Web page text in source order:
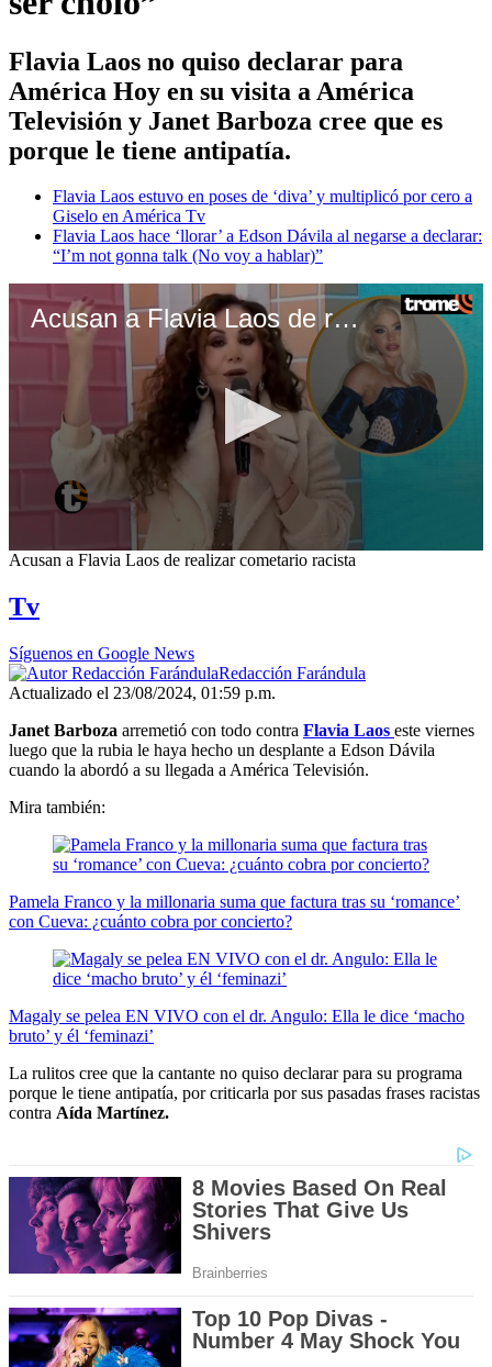
Flavia Laos no quiso declarar para
América Hoy en su visita a América
Televisión y Janet Barboza cree que es
porque le tiene antipatía.
Flavia Laos estuvo en poses de ‘diva’ y multiplicó por cero a
Giselo en América Tv
Flavia Laos hace ‘llorar’ a Edson Dávila al negarse a declarar:
“I’m not gonna talk (No voy a hablar)”
Acusan a Flavia Laos de realizar cometario racista
0
of
2
59
seconds
Acusan a Flavia Laos de realizar cometario racista
Tv
Síguenos en Google News
Redacción Farándula
Actualizado el 23/08/2024, 01:59 p.m.
Janet Barboza arremetió con todo contra Flavia Laos este viernes
luego que la rubia le haya hecho un desplante a Edson Dávila
cuando la abordó a su llegada a América Televisión.
Mira también:
Pamela Franco y la millonaria suma que factura tras su ‘romance’
con Cueva: ¿cuánto cobra por concierto?
Magaly se pelea EN VIVO con el dr. Angulo: Ella le dice ‘macho
bruto’ y él ‘feminazi’
La rulitos cree que la cantante no quiso declarar para su programa
porque le tiene antipatía, por criticarla por sus pasadas frases racistas
contra Aída Martínez.